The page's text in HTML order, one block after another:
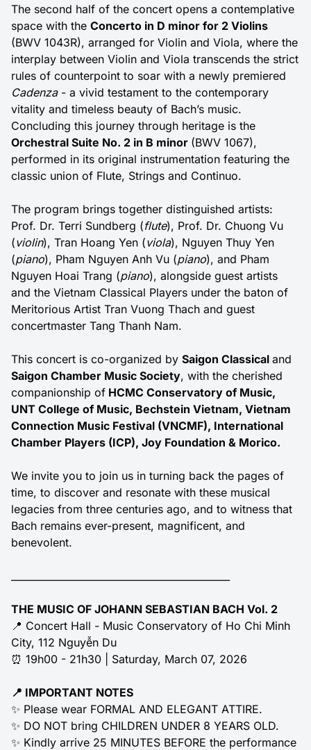
The second half of the concert opens a contemplative
space with the Concerto in D minor for 2 Violins
(BWV 1043R), arranged for Violin and Viola, where the
interplay between Violin and Viola transcends the strict
rules of counterpoint to soar with a newly premiered
Cadenza - a vivid testament to the contemporary
vitality and timeless beauty of Bach’s music.
Concluding this journey through heritage is the
Orchestral Suite No. 2 in B minor (BWV 1067),
performed in its original instrumentation featuring the
classic union of Flute, Strings and Continuo.
The program brings together distinguished artists:
Prof. Dr. Terri Sundberg (flute), Prof. Dr. Chuong Vu
(violin), Tran Hoang Yen (viola), Nguyen Thuy Yen
(piano), Pham Nguyen Anh Vu (piano), and Pham
Nguyen Hoai Trang (piano), alongside guest artists
and the Vietnam Classical Players under the baton of
Meritorious Artist Tran Vuong Thach and guest
concertmaster Tang Thanh Nam.
This concert is co-organized by Saigon Classical and
Saigon Chamber Music Society, with the cherished
companionship of HCMC Conservatory of Music,
UNT College of Music, Bechstein Vietnam, Vietnam
Connection Music Festival (VNCMF), International
Chamber Players (ICP), Joy Foundation & Morico.
We invite you to join us in turning back the pages of
time, to discover and resonate with these musical
legacies from three centuries ago, and to witness that
Bach remains ever-present, magnificent, and
benevolent.
THE MUSIC OF JOHANN SEBASTIAN BACH Vol. 2
📍 Concert Hall - Music Conservatory of Ho Chi Minh
City, 112 Nguyễn Du
⏰ 19h00 - 21h30 | Saturday, March 07, 2026
📍 IMPORTANT NOTES
✨ Please wear FORMAL AND ELEGANT ATTIRE.
✨ DO NOT bring CHILDREN UNDER 8 YEARS OLD.
✨ Kindly arrive 25 MINUTES BEFORE the performance